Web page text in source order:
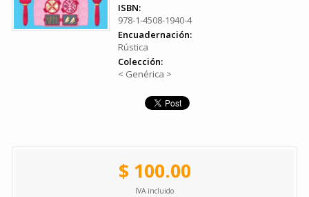
ISBN:
978-1-4508-1940-4
Encuadernación:
Rústica
Colección:
< Genérica >
$ 100.00
IVA incluido